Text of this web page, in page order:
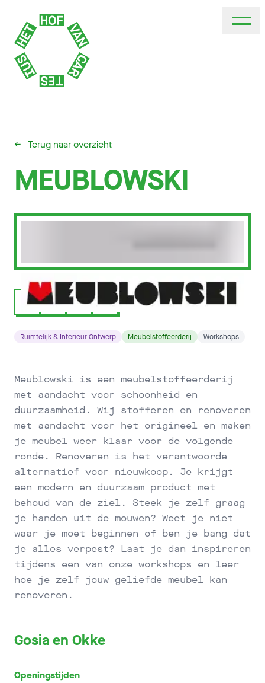
← Terug naar overzicht
MEUBLOWSKI
Ruimtelijk & Interieur Ontwerp Meubelstoffeerderij Workshops
Meublowski is een meubelstoffeerderij
met aandacht voor schoonheid en
duurzaamheid. Wij stofferen en renoveren
met aandacht voor het origineel en maken
je meubel weer klaar voor de volgende
ronde. Renoveren is het verantwoorde
alternatief voor nieuwkoop. Je krijgt
een modern en duurzaam product met
behoud van de ziel. Steek je zelf graag
je handen uit de mouwen? Weet je niet
waar je moet beginnen of ben je bang dat
je alles verpest? Laat je dan inspireren
tijdens een van onze workshops en leer
hoe je zelf jouw geliefde meubel kan
renoveren.
Gosia en Okke
Openingstijden